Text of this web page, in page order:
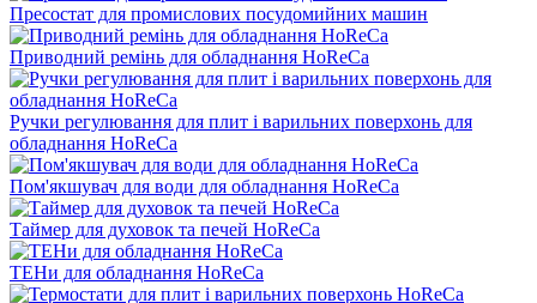
Пресостат для промислових посудомийних машин
Приводний ремінь для обладнання HoReCa
Ручки регулювання для плит і варильних поверхонь для
обладнання HoReCa
Пом'якшувач для води для обладнання HoReCa
Таймер для духовок та печей HoReCa
ТЕНи для обладнання HoReCa